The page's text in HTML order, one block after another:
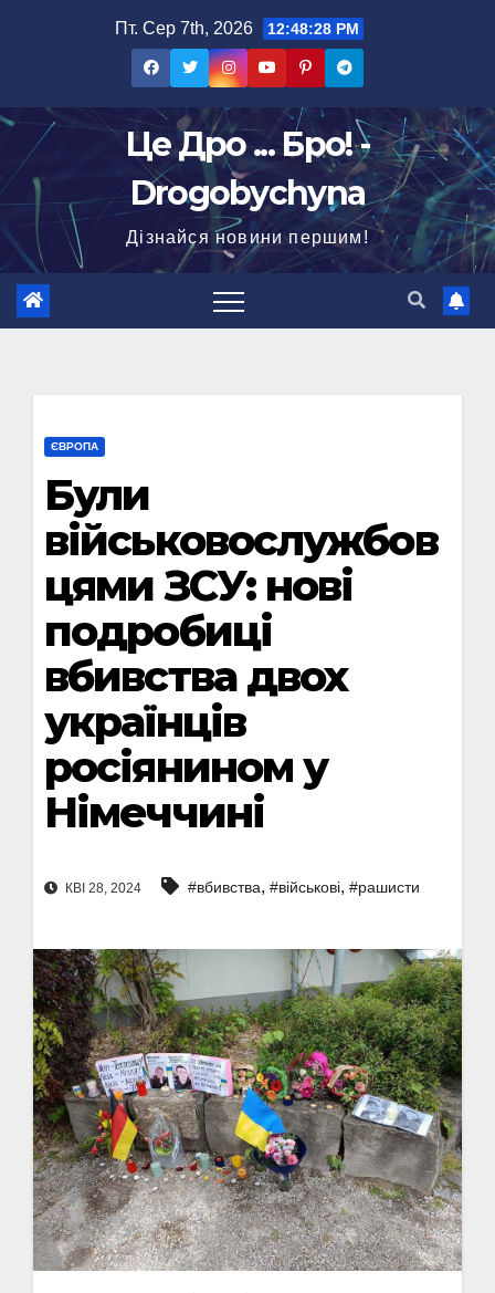
Пт. Сер 7th, 2026 12:48:29 PM
Це Дро ... Бро! -
Drogobychyna
Дізнайся новини першим!
ЄВРОПА
Були
військовослужбов
цями ЗСУ: нові
подробиці
вбивства двох
українців
росіянином у
Німеччині
КВІ 28, 2024 #вбивства, #військові, #рашисти